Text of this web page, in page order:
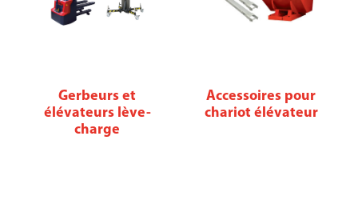
Gerbeurs et
élévateurs lève-
charge
Accessoires pour
chariot élévateur